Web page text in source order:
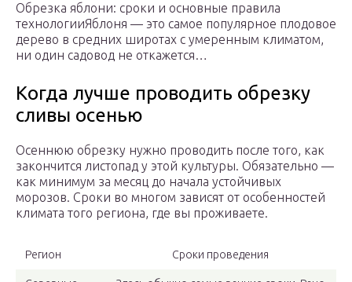
Обрезка яблони: сроки и основные правила
технологииЯблоня — это самое популярное плодовое
дерево в средних широтах с умеренным климатом,
ни один садовод не откажется…
Когда лучше проводить обрезку
сливы осенью
Осеннюю обрезку нужно проводить после того, как
закончится листопад у этой культуры. Обязательно —
как минимум за месяц до начала устойчивых
морозов. Сроки во многом зависят от особенностей
климата того региона, где вы проживаете.
Регион Сроки проведения